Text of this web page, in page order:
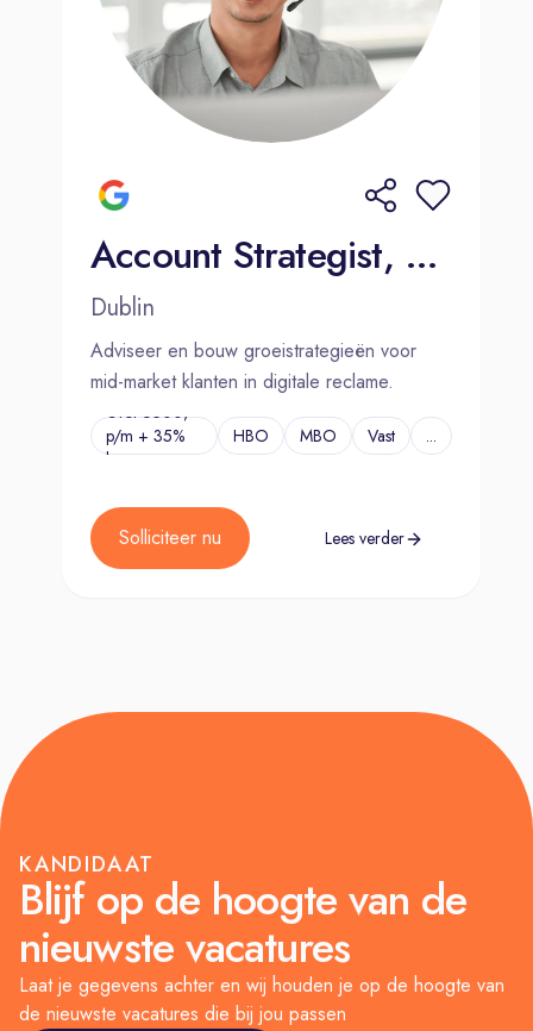
Account Strategist, Mid-Market Sales (French and Dutch)
Dublin
Adviseer en bouw groeistrategieën voor
mid-market klanten in digitale reclame.
€Tot 6500,-
p/m + 35%
bonus
HBO MBO Vast ...
Solliciteer nu Lees verder
KANDIDAAT
Blijf op de hoogte van de
nieuwste vacatures
Laat je gegevens achter en wij houden je op de hoogte van
de nieuwste vacatures die bij jou passen